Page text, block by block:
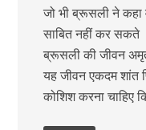
जो भी ब्रूसली ने
साबित नहीं कर सकते
ब्रूसली की जीवन
यह जीवन एकदम शांत
कोशिश करना चाहिए